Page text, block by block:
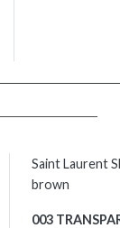
Saint Laurent
brown
003